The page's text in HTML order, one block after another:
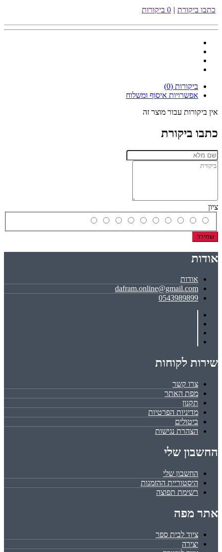
כתבו ביקורת | 0 ביקורות
ביקורות (0)
אפשרויות איסוף ומשלוח
אין ביקורות עבור מוצר זה
כתבו ביקורת
ציון
שמירה
אודות
אודות
dafram.online@gmail.com
0543989899
שירות לקוחות
צרו קשר
מפת האתר
תקנון
מדיניות הפרטיות
ביטולים
הצהרת נגישות
החשבון שלי
החשבון שלי
היסטוריית ההזמנות
רשימת תפוצה
אתר מפה
ציוד לבית ספר
יצירה